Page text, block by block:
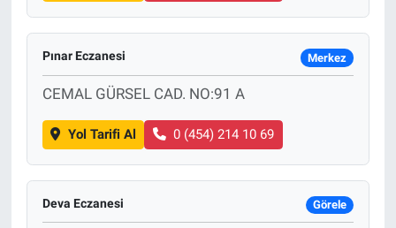
Pınar Eczanesi Merkez
CEMAL GÜRSEL CAD. NO:91 A
Yol Tarifi Al 0 (454) 214 10 69
Deva Eczanesi Görele
İletişim/Künye
Yaşam
Gözden Kaçmasın
İletişim (Künye)